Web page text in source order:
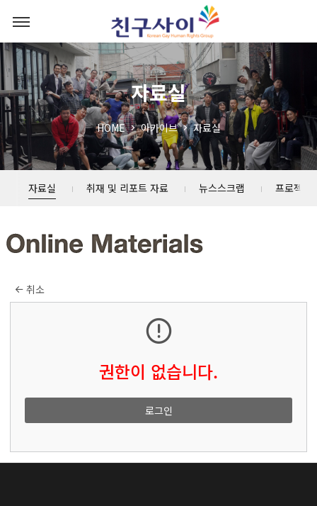
자료실
HOME 아카이브 자료실
자료실 취재 및 리포트 자료 뉴스스크랩 프로젝트
취소
권한이 없습니다.
로그인